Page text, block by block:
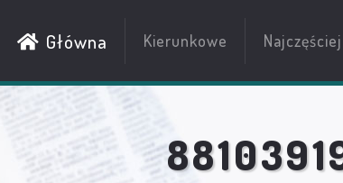
Główna Kierunkowe